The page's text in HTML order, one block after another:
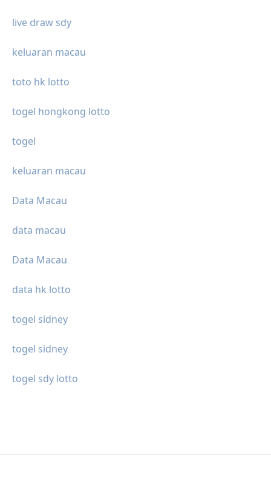
live draw sdy
keluaran macau
toto hk lotto
togel hongkong lotto
togel
keluaran macau
Data Macau
data macau
Data Macau
data hk lotto
togel sidney
togel sidney
togel sdy lotto